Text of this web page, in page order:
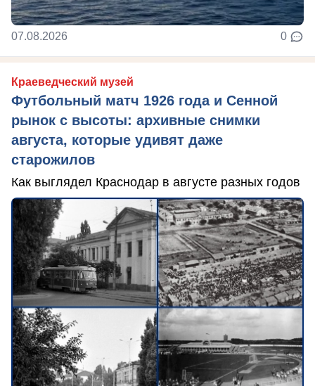
07.08.2026 0
Краеведческий музей
Футбольный матч 1926 года и Сенной
рынок с высоты: архивные снимки
августа, которые удивят даже
старожилов
Как выглядел Краснодар в августе разных годов